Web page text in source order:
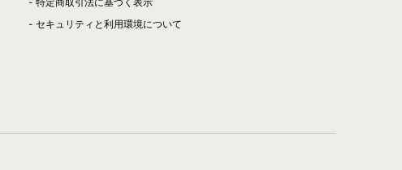
セキュリティと利用環境について